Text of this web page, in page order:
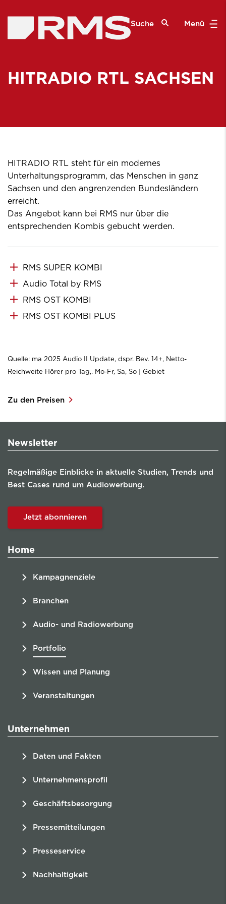
Suche Menü
HITRADIO RTL SACHSEN
HITRADIO RTL steht für ein modernes
Unterhaltungsprogramm, das Menschen in ganz
Sachsen und den angrenzenden Bundesländern
erreicht.
Das Angebot kann bei RMS nur über die
entsprechenden Kombis gebucht werden.
RMS SUPER KOMBI
Audio Total by RMS
RMS OST KOMBI
RMS OST KOMBI PLUS
Quelle: ma 2025 Audio II Update, dspr. Bev. 14+, Netto-
Reichweite Hörer pro Tag,. Mo-Fr, Sa, So | Gebiet
Zu den Preisen
Newsletter
Regelmäßige Einblicke in aktuelle Studien, Trends und
Best Cases rund um Audiowerbung.
Jetzt abonnieren
Home
Kampagnenziele
Branchen
Audio- und Radiowerbung
Portfolio
Wissen und Planung
Veranstaltungen
Unternehmen
Daten und Fakten
Unternehmensprofil
Geschäftsbesorgung
Pressemitteilungen
Presseservice
Nachhaltigkeit